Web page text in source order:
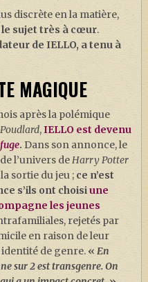
discrète en la matière,
le sujet très à cœur.
de IELLO, a tenu à
MAGIQUE
après la polémique
,IELLO est devenu
. Dans son annonce, le
l’univers deHarry Potter
sortie du jeu ; ce n’est
s’ils ont choisiune
les jeunes
rejetés par
en raison de leur
de genre. « En
sur 2 est transgenre. On